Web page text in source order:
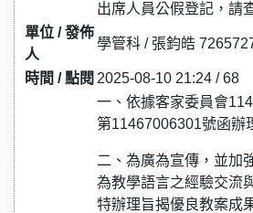
出席人員公假登記，請
單位 / 發佈
人
學管科 / 張鈞皓
時間 / 點閱 2025-08-10 21:24 / 68
一、依據客家委員會
第11467006301號函辦
二、為廣為宣傳，並加
為教學語言之經驗交流
特辦理旨揭優良教案成